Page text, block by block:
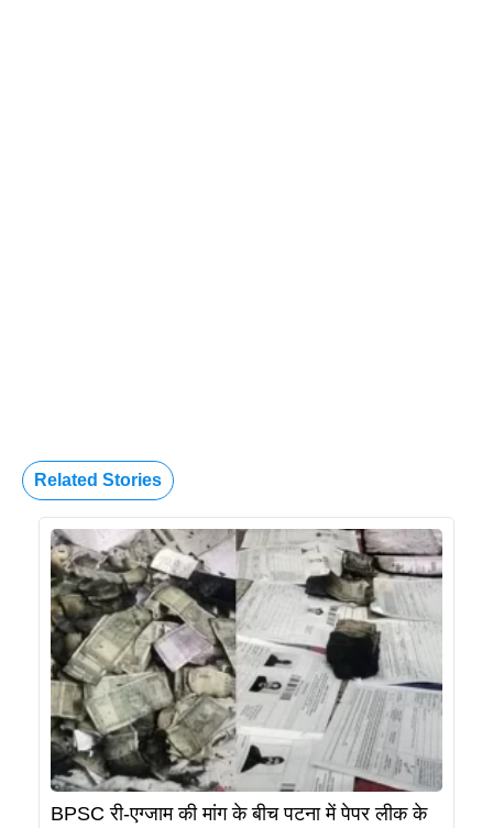
Related Stories
BPSC री-एग्जाम की मांग के बीच पटना में पेपर लीक के